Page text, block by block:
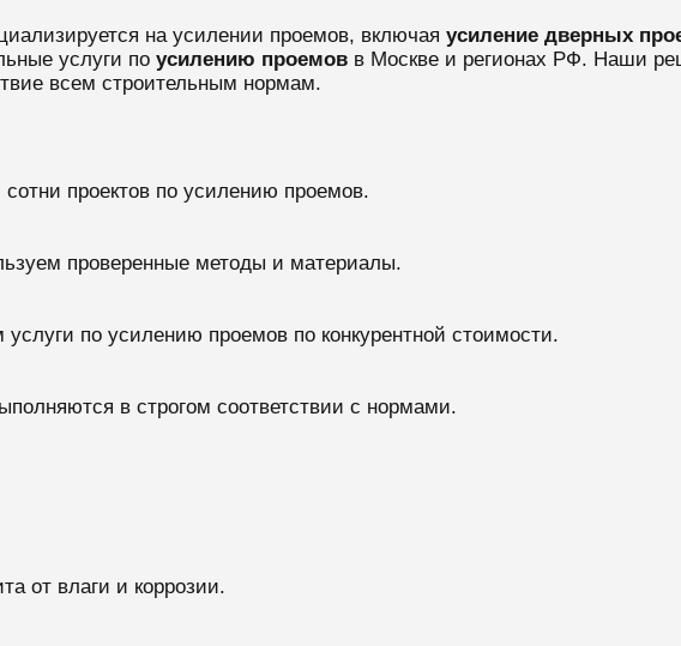
на усилении проемов, включая усиление дверных
услуги по усилению проемов в Москве и регионах РФ. Наши
всем строительным нормам.
проектов по усилению проемов.
проверенные методы и материалы.
по усилению проемов по конкурентной стоимости.
в строгом соответствии с нормами.
от влаги и коррозии.